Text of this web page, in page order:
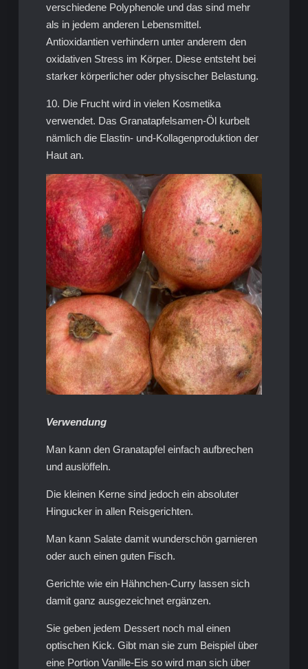
verschiedene Polyphenole und das sind mehr
als in jedem anderen Lebensmittel.
Antioxidantien verhindern unter anderem den
oxidativen Stress im Körper. Diese entsteht bei
starker körperlicher oder physischer Belastung.
10. Die Frucht wird in vielen Kosmetika
verwendet. Das Granatapfelsamen-Öl kurbelt
nämlich die Elastin- und-Kollagenproduktion der
Haut an.
Verwendung
Man kann den Granatapfel einfach aufbrechen
und auslöffeln.
Die kleinen Kerne sind jedoch ein absoluter
Hingucker in allen Reisgerichten.
Man kann Salate damit wunderschön garnieren
oder auch einen guten Fisch.
Gerichte wie ein Hähnchen-Curry lassen sich
damit ganz ausgezeichnet ergänzen.
Sie geben jedem Dessert noch mal einen
optischen Kick. Gibt man sie zum Beispiel über
eine Portion Vanille-Eis so wird man sich über